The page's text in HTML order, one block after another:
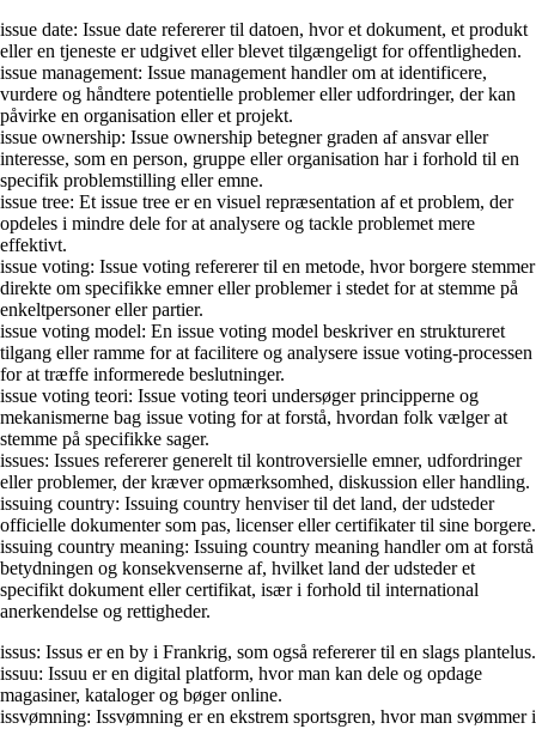
issue date: Issue date refererer til datoen, hvor et dokument, et produkt
eller en tjeneste er udgivet eller blevet tilgængeligt for offentligheden.
issue management: Issue management handler om at identificere,
vurdere og håndtere potentielle problemer eller udfordringer, der kan
påvirke en organisation eller et projekt.
issue ownership: Issue ownership betegner graden af ansvar eller
interesse, som en person, gruppe eller organisation har i forhold til en
specifik problemstilling eller emne.
issue tree: Et issue tree er en visuel repræsentation af et problem, der
opdeles i mindre dele for at analysere og tackle problemet mere
effektivt.
issue voting: Issue voting refererer til en metode, hvor borgere stemmer
direkte om specifikke emner eller problemer i stedet for at stemme på
enkeltpersoner eller partier.
issue voting model: En issue voting model beskriver en struktureret
tilgang eller ramme for at facilitere og analysere issue voting-processen
for at træffe informerede beslutninger.
issue voting teori: Issue voting teori undersøger principperne og
mekanismerne bag issue voting for at forstå, hvordan folk vælger at
stemme på specifikke sager.
issues: Issues refererer generelt til kontroversielle emner, udfordringer
eller problemer, der kræver opmærksomhed, diskussion eller handling.
issuing country: Issuing country henviser til det land, der udsteder
officielle dokumenter som pas, licenser eller certifikater til sine borgere.
issuing country meaning: Issuing country meaning handler om at forstå
betydningen og konsekvenserne af, hvilket land der udsteder et
specifikt dokument eller certifikat, især i forhold til international
anerkendelse og rettigheder.
issus: Issus er en by i Frankrig, som også refererer til en slags plantelus.
issuu: Issuu er en digital platform, hvor man kan dele og opdage
magasiner, kataloger og bøger online.
issvømning: Issvømning er en ekstrem sportsgren, hvor man svømmer i